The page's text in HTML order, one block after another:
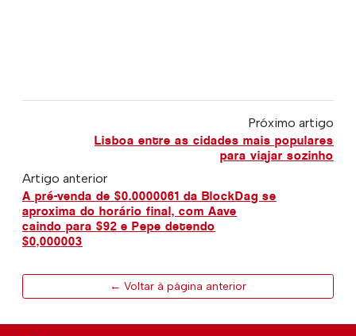
Próximo artigo
Lisboa entre as cidades mais populares
para viajar sozinho
Artigo anterior
A pré-venda de $0.0000061 da BlockDag se
aproxima do horário final, com Aave
caindo para $92 e Pepe detendo
$0,000003
← Voltar à página anterior